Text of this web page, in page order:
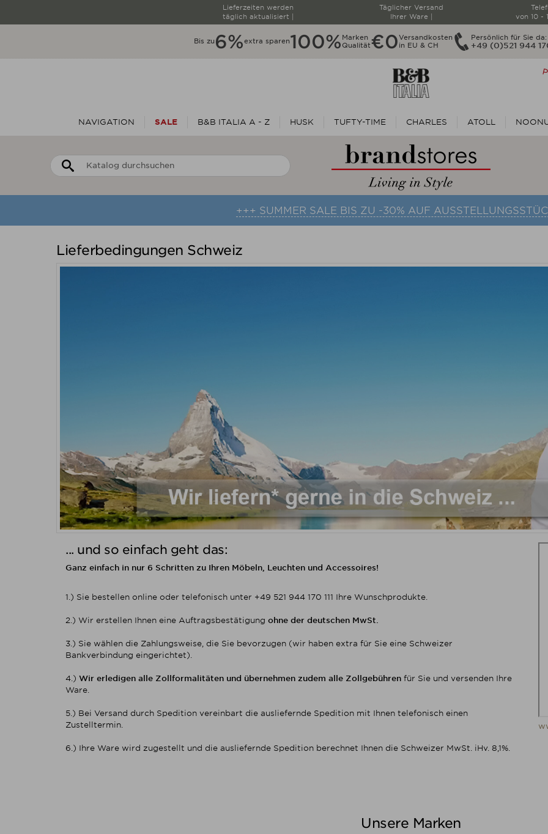
Lieferzeiten werden
täglich aktualisiert |
Täglicher Versand
Ihrer Ware |
von 10 -
Bis zu 6%extra sparen100% Marken
Qualität€0Versandkosten
in EU & CH
Persönlich für Sie da:
+49 (0)521 944
NAVIGATION SALE B&B ITALIA A - Z HUSK TUFTY-TIME CHARLES ATOLL
+++ SUMMER SALE BIS ZU -30% AUF
Lieferbedingungen Schweiz
... und so einfach geht das:
Ganz einfach in nur 6 Schritten zu Ihren Möbeln, Leuchten und Accessoires!
1.) Sie bestellen online oder telefonisch unter +49 521 944 170 111 Ihre Wunschprodukte.
2.) Wir erstellen Ihnen eine Auftragsbestätigungohne der deutschen MwSt.
3.) Sie wählen die Zahlungsweise, die Sie bevorzugen (wir haben extra für Sie eine Schweizer
Bankverbindung eingerichtet).
4.)Wir erledigen alle Zollformalitäten und übernehmen zudem alle Zollgebühren für Sie und versenden Ihre
Ware.
5.) Bei Versand durch Spedition vereinbart die ausliefernde Spedition mit Ihnen telefonisch einen
Zustelltermin.
6.) Ihre Ware wird zugestellt und die ausliefernde Spedition berechnet Ihnen die Schweizer MwSt. iHv. 8,1%.
Unsere Marken